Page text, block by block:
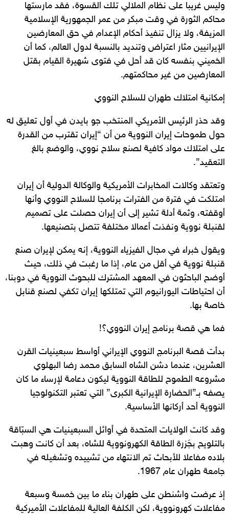
وليس غريبا على نظام الملالي تلك القسوة، فقد مارستها
محاكم الثورة في وقت مبكر من عمر الجمهورية الإسلامية
المزيفة، ولا يزال تنفيذ أحكام الإعدام في حق المعارضين
الإيرانيين مثار اعتراض وتنديد بالنسبة لدول العالم، كما أن
الخميني بنفسه كان قد أحل في فتوى شهيرة القيام بقتل
المعارضين من غير محاكمتهم.
إمكانية امتلاك طهران للسلاح النووي
وقد حذر الرئيس الأمريكي المنتخب جو بايدن في أول تعليق له
حول طموحات إيران النووية من أن “إيران تقترب من القدرة
على امتلاك مواد كافية لصنع سلاح نووي، والوضع بالغ
التعقيد”.
وتعتقد وكالات المخابرات الأمريكية والوكالة الدولية أن إيران
امتلكت في فترة من الفترات برنامجا للسلاح النووي وأنها
أوقفته، وثمة أدلة تشير إلى أن إيران حصلت على تصميم
لقنبلة نووية ونفذت أعمالا مختلفة تتصل بتصنيعها.
ويقول خبراء في مجال الفيزياء النووية، إنه يمكن لإيران صنع
قنبلة نووية في أقل من عام، إذا ما رغبت في ذلك، حيث
أوضح الباحثون في المعهد المشترك للبحوث النووية في دوبنا،
أن احتياطات اليورانيوم التي تمتلكها إيران تكفي لصنع قنابل
خاصة بها.
فما هي قصة برنامج إيران النووي؟!
بدأت قصة البرنامج النووي الإيراني أواسط سبعينيات القرن
العشرين، عندما دشن الشاه السابق محمد رضا البهلوي
مشروعه الطموح للطاقة النووية ليكون دعامة لإرساء ما كان
يصفه بـ”الحضارة الإيرانية الكبرى” التي تعتبر التكنولوجيا
النووية أحد أركانها الأساسية.
وقد كانت الولايات المتحدة في أوائل السبعينيات هي السبّاقة
بالتلويح بجَزرة الطاقة الكهرونووية للشاه، بعد أن كانت وهبت
بلاده مفاعلا للأبحاث تم الانتهاء من تشييده وتشغيله في
جامعة طهران عام 1967.
إذ عرضت واشنطن على طهران بناء ما بين خمسة وسبعة
مفاعلات كهرونووية، لكن الكلفة العالية للمفاعلات الأميركية